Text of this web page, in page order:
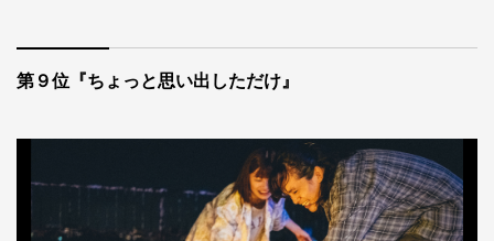
第９位『ちょっと思い出しただけ』